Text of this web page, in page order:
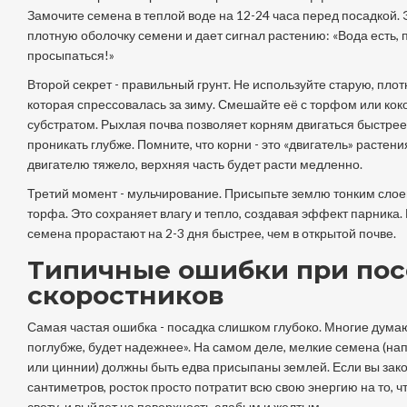
Замочите семена в теплой воде на 12-24 часа перед посадкой.
плотную оболочку семени и дает сигнал растению: «Вода есть,
просыпаться!»
Второй секрет - правильный грунт. Не используйте старую,
которая спрессовалась за зиму. Смешайте её с торфом или
субстратом. Рыхлая почва позволяет корням двигаться
проникать глубже. Помните, что корни - это «двигатель»
двигателю тяжело, верхняя часть будет расти медленно.
Третий момент - мульчирование. Присыпьте землю тонким
торфа. Это сохраняет влагу и тепло, создавая эффект
семена прорастают на 2-3 дня быстрее, чем в открытой почве.
Типичные ошибки при
скоростников
Самая частая ошибка - посадка слишком глубоко. Многие
поглубже, будет надежнее». На самом деле, мелкие семена
или циннии) должны быть едва присыпаны землей. Если вы
сантиметров, росток просто потратит всю свою энергию на то,